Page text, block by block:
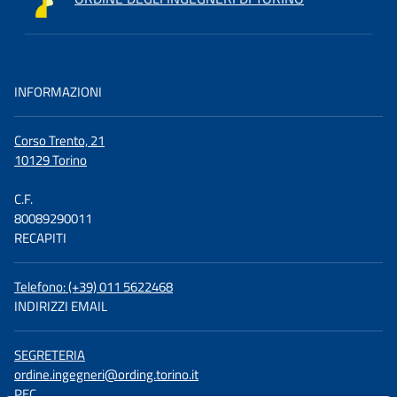
INFORMAZIONI
Corso Trento, 21
10129 Torino
C.F.
80089290011
RECAPITI
Telefono: (+39) 011 5622468
INDIRIZZI EMAIL
SEGRETERIA
ordine.ingegneri@ording.torino.it